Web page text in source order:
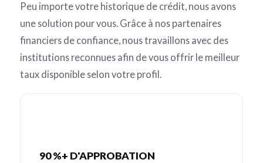
Peu importe votre historique de crédit, nous avons
une solution pour vous. Grâce à nos partenaires
financiers de confiance, nous travaillons avec des
institutions reconnues afin de vous offrir le meilleur
taux disponible selon votre profil.
90 %+ D'APPROBATION